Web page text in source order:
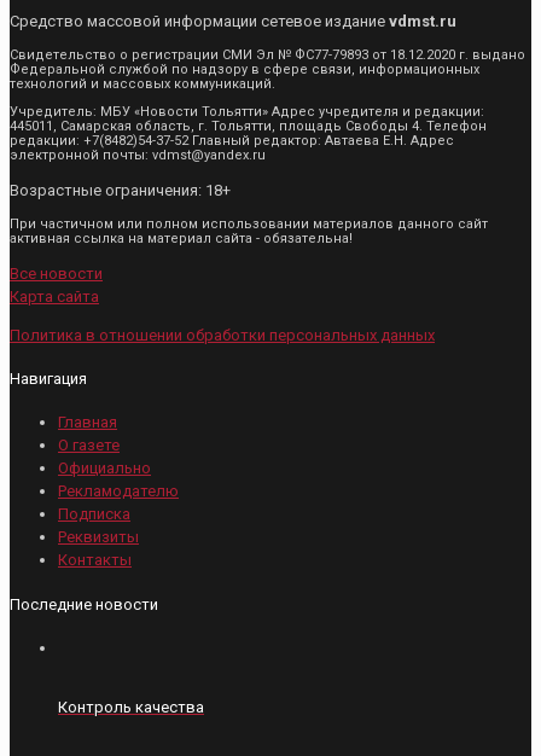
Средство массовой информации сетевое издание vdmst.ru
Свидетельство о регистрации СМИ Эл № ФС77-79893 от 18.12.2020 г. выдано
Федеральной службой по надзору в сфере связи, информационных
технологий и массовых коммуникаций.
Учредитель: МБУ «Новости Тольятти» Адрес учредителя и редакции:
445011, Самарская область, г. Тольятти, площадь Свободы 4. Телефон
редакции: +7(8482)54-37-52 Главный редактор: Автаева Е.Н. Адрес
электронной почты: vdmst@yandex.ru
Возрастные ограничения: 18+
При частичном или полном использовании материалов данного сайт
активная ссылка на материал сайта - обязательна!
Все новости
Карта сайта
Политика в отношении обработки персональных данных
Навигация
Главная
О газете
Официально
Рекламодателю
Подписка
Реквизиты
Контакты
Последние новости
Контроль качества